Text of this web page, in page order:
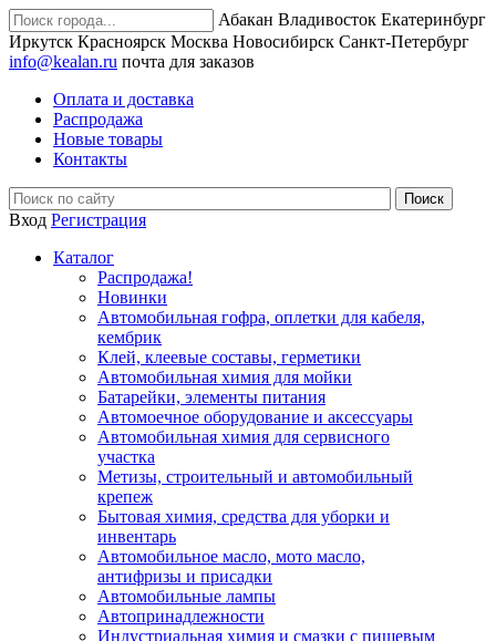
Абакан Владивосток Екатеринбург
Иркутск Красноярск Москва Новосибирск Санкт-Петербург
info@kealan.ru почта для заказов
Оплата и доставка
Распродажа
Новые товары
Контакты
Вход Регистрация
Каталог
Распродажа!
Новинки
Автомобильная гофра, оплетки для кабеля,
кембрик
Клей, клеевые составы, герметики
Автомобильная химия для мойки
Батарейки, элементы питания
Автомоечное оборудование и аксессуары
Автомобильная химия для сервисного
участка
Метизы, строительный и автомобильный
крепеж
Бытовая химия, средства для уборки и
инвентарь
Автомобильное масло, мото масло,
антифризы и присадки
Автомобильные лампы
Автопринадлежности
Индустриальная химия и смазки с пищевым